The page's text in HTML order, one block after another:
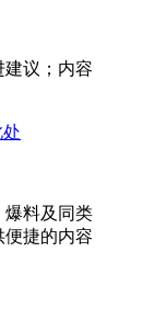
议；内容
爆料及同类
捷的内容